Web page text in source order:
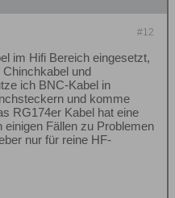
#12
im Hifi Bereich eingesetzt,
und
ich BNC-Kabel in
und komme
RG174er Kabel hat eine
einigen Fällen zu Problemen
nur für reine HF-